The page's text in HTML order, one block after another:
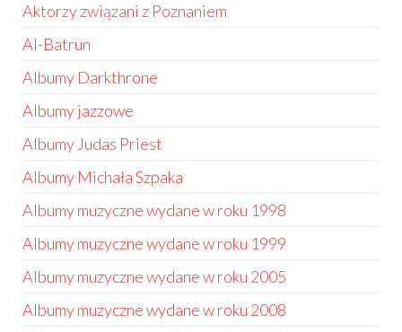
Aktorzy związani z Poznaniem
Al-Batrun
Albumy Darkthrone
Albumy jazzowe
Albumy Judas Priest
Albumy Michała Szpaka
Albumy muzyczne wydane w roku 1998
Albumy muzyczne wydane w roku 1999
Albumy muzyczne wydane w roku 2005
Albumy muzyczne wydane w roku 2008